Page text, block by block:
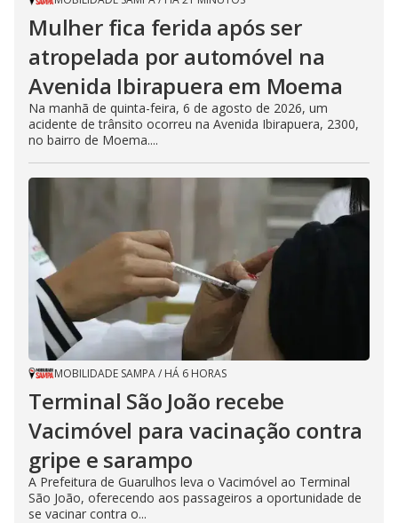
Mulher fica ferida após ser
atropelada por automóvel na
Avenida Ibirapuera em Moema
Na manhã de quinta-feira, 6 de agosto de 2026, um
acidente de trânsito ocorreu na Avenida Ibirapuera, 2300,
no bairro de Moema....
MOBILIDADE SAMPA/ HÁ 6 HORAS
Terminal São João recebe
Vacimóvel para vacinação contra
gripe e sarampo
A Prefeitura de Guarulhos leva o Vacimóvel ao Terminal
São João, oferecendo aos passageiros a oportunidade de
se vacinar contra o...